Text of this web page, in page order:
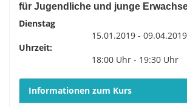
für Jugendliche und junge
Dienstag
15.01.2019 - 09.04.2019
Uhrzeit:
18:00 Uhr - 19:30 Uhr
Informationen zum Kurs